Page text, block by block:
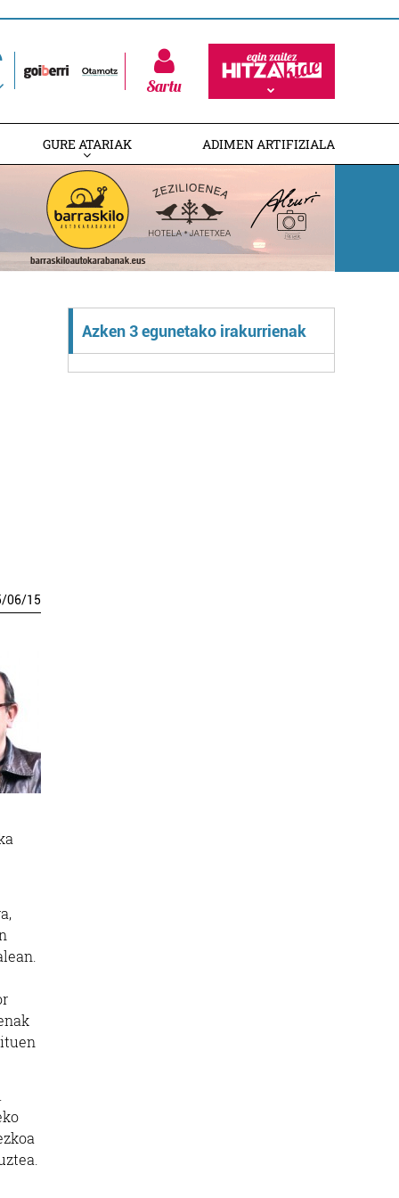
Sartu
GURE ATARIAK ADIMEN ARTIFIZIALA
/06/15
Azken 3 egunetako irakurrienak